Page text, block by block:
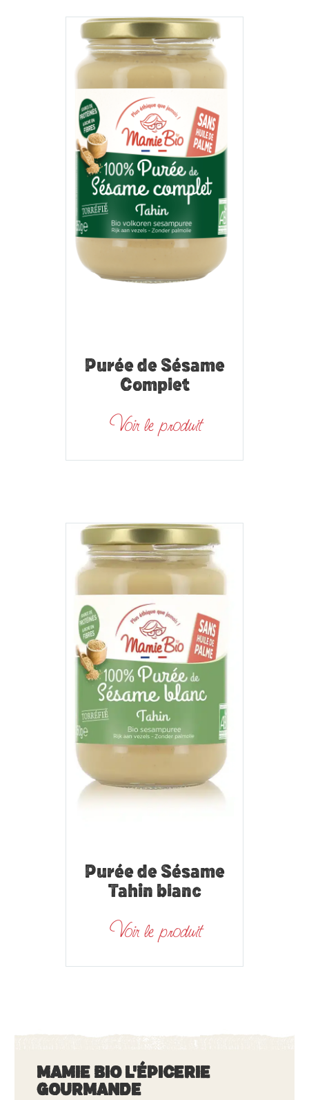
Purée de Sésame
Complet
Voir le produit
Purée de Sésame
Tahin blanc
Voir le produit
MAMIE BIO L'ÉPICERIE
GOURMANDE